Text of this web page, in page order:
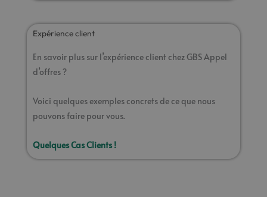
Expérience client
En savoir plus sur l’expérience client chez GBS Appel
d’offres ?
Voici quelques exemples concrets de ce que nous
pouvons faire pour vous.
Quelques Cas Clients !